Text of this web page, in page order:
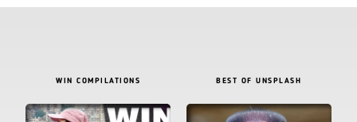
WIN COMPILATIONS BEST OF UNSPLASH